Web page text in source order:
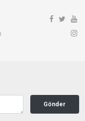
Gönder